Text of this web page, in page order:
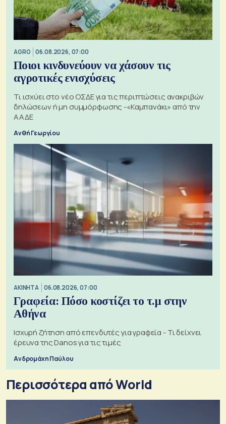
AGRO 06.08.2026, 07:00
Ποιοι κινδυνεύουν να χάσουν τις
αγροτικές ενισχύσεις
Τι ισχύει στο νέο ΟΣΔΕ για τις περιπτώσεις ανακριβών
δηλώσεων ή μη συμμόρφωσης -«Καμπανάκι» από την
ΑΑΔΕ
Ανθή Γεωργίου
ΑΚΙΝΗΤΑ 06.08.2026, 07:00
Γραφεία: Πόσο κοστίζει το τ.μ στην
Αθήνα
Ισχυρή ζήτηση από επενδυτές για γραφεία - Τι δείχνει
έρευνα της Danos για τις τιμές
Ανδρομάχη Παύλου
Περισσότερα από World